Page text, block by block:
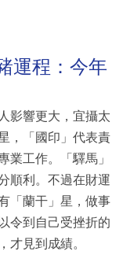
運程：今年
影響更大，宜攝太
，「國印」代表責
業工作。「驛馬」
順利。不過在財運
「蘭干」星，做事
令到自己受挫折的
才見到成績。